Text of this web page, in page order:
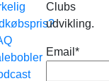
Clubs
udvikling.
Email*